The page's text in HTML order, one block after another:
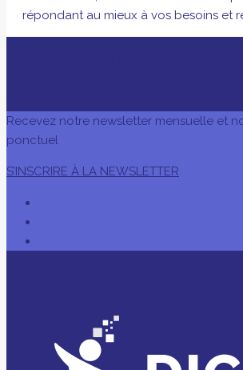
répondant au mieux à vos besoins et
Recevez notre newsletter mensuelle et
ponctuel
S’INSCRIRE À LA NEWSLETTER